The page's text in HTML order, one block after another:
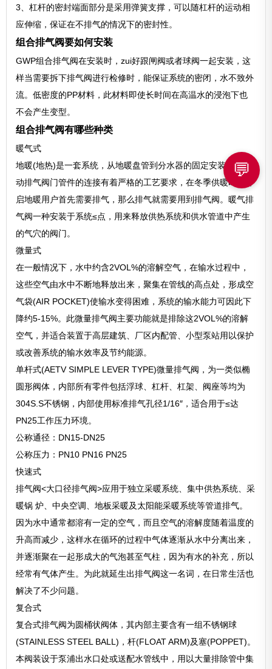
3、杠杆的密封端面部分是采用弹簧支撑，可以随杠杆的运动相
应伸缩，保证在不排气的情况下的密封性。
组合排气阀要如何安装
GWP组合排气阀在安装时，zui好跟闸阀或者球阀一起安装，这
样当需要拆下排气阀进行检修时，能保证系统的密闭，水不致外
流。低密度的PP材料，此材料即使长时间在高温水的浸泡下也
不会产生变型。
组合排气阀有哪些种类
暖气式
地暖(地热)是一套系统，从地暖盘管到分水器的固定安装以及自
动排气阀门管件的连接有着严格的工艺要求，在冬季供暖时，开
启地暖用户首先需要排气，那么排气就需要用到排气阀。暖气排
气阀一种安装于系统≤点，用来释放供热系统和供水管道中产生
的气穴的阀门。
微量式
在一般情况下，水中约含2VOL%的溶解空气，在输水过程中，
这些空气由水中不断地释放出来，聚集在管线的高点处，形成空
气袋(AIR POCKET)使输水变得困难，系统的输水能力可因此下
降约5-15%。此微量排气阀主要功能就是排除这2VOL%的溶解
空气，并适合装置于高层建筑、厂区内配管、小型泵站用以保护
或改善系统的输水效率及节约能源。
单杆式(AETV SIMPLE LEVER TYPE)微量排气阀，为一类似椭
圆形阀体，内部所有零件包括浮球、杠杆、杠架、阀座等均为
304S.S不锈钢，内部使用标准排气孔径1/16″，适合用于≤达
PN25工作压力环境。
公称通径：DN15-DN25
公称压力：PN10 PN16 PN25
快速式
排气阀<大口径排气阀>应用于独立采暖系统、集中供热系统、采
暖锅 炉、中央空调、地板采暖及太阳能采暖系统等管道排气。
因为水中通常都溶有一定的空气，而且空气的溶解度随着温度的
升高而减少，这样水在循环的过程中气体逐渐从水中分离出来，
并逐渐聚在一起形成大的气泡甚至气柱，因为有水的补充，所以
经常有气体产生。为此就延生出排气阀这一名词，在日常生活也
解决了不少问题。
复合式
复合式排气阀为圆桶状阀体，其内部主要含有一组不锈钢球
(STAINLESS STEEL BALL)，杆(FLOAT ARM)及塞(POPPET)。
本阀装设于泵浦出水口处或送配水管线中，用以大量排除管中集
💬